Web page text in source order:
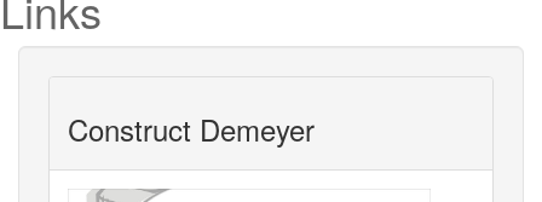
Construct Demeyer